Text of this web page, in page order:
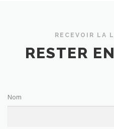
RECEVOIR LA
RESTER
Nom